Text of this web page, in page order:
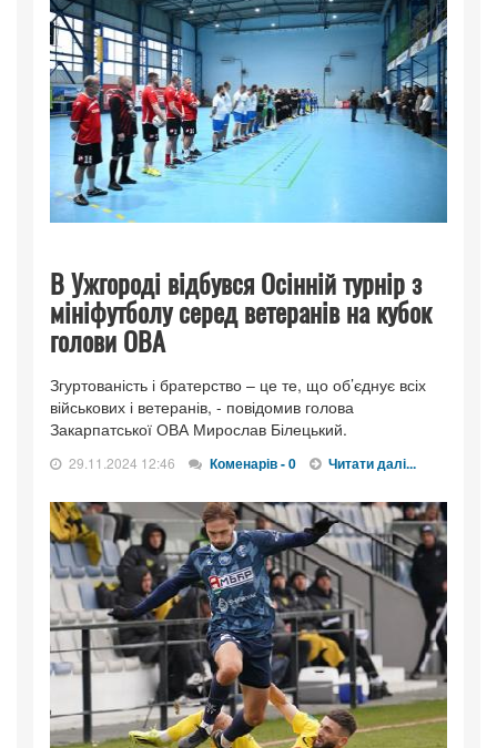
В Ужгороді відбувся Осінній турнір з
мініфутболу серед ветеранів на кубок
голови ОВА
Згуртованість і братерство – це те, що об’єднує всіх
військових і ветеранів, - повідомив голова
Закарпатської ОВА Мирослав Білецький.
29.11.2024 12:46 Коменарів - 0 Читати далі...